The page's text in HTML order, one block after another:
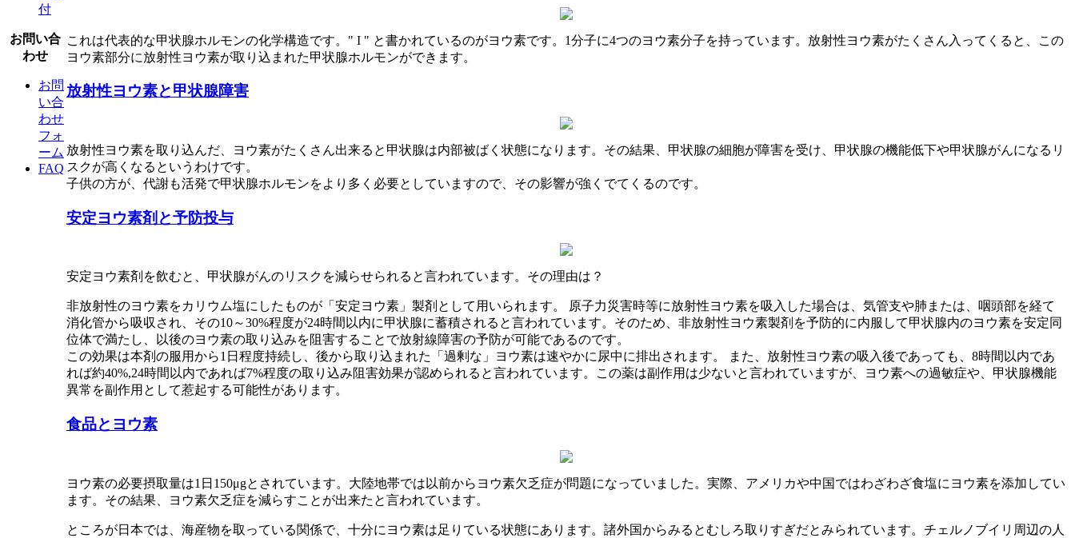
付
お問い合
わせ
お問
い合
わせ
フォ
ーム
FAQ
これは代表的な甲状腺ホルモンの化学構造です。" I " と書かれているのがヨウ素です。1分子に4つのヨウ素分子を持っています。放射性ヨウ素がたくさん入ってくると、この
ヨウ素部分に放射性ヨウ素が取り込まれた甲状腺ホルモンができます。
放射性ヨウ素と甲状腺障害
放射性ヨウ素を取り込んだ、ヨウ素がたくさん出来ると甲状腺は内部被ばく状態になります。その結果、甲状腺の細胞が障害を受け、甲状腺の機能低下や甲状腺がんになるリ
スクが高くなるというわけです。
子供の方が、代謝も活発で甲状腺ホルモンをより多く必要としていますので、その影響が強くでてくるのです。
安定ヨウ素剤と予防投与
安定ヨウ素剤を飲むと、甲状腺がんのリスクを減らせられると言われています。その理由は？
非放射性のヨウ素をカリウム塩にしたものが「安定ヨウ素」製剤として用いられます。 原子力災害時等に放射性ヨウ素を吸入した場合は、気管支や肺または、咽頭部を経て
消化管から吸収され、その10～30%程度が24時間以内に甲状腺に蓄積されると言われています。そのため、非放射性ヨウ素製剤を予防的に内服して甲状腺内のヨウ素を安定同
位体で満たし、以後のヨウ素の取り込みを阻害することで放射線障害の予防が可能であるのです。
この効果は本剤の服用から1日程度持続し、後から取り込まれた「過剰な」ヨウ素は速やかに尿中に排出されます。 また、放射性ヨウ素の吸入後であっても、8時間以内であ
れば約40%,24時間以内であれば7%程度の取り込み阻害効果が認められると言われています。この薬は副作用は少ないと言われていますが、ヨウ素への過敏症や、甲状腺機能
異常を副作用として惹起する可能性があります。
食品とヨウ素
ヨウ素の必要摂取量は1日150μgとされています。大陸地帯では以前からヨウ素欠乏症が問題になっていました。実際、アメリカや中国ではわざわざ食塩にヨウ素を添加してい
ます。その結果、ヨウ素欠乏症を減らすことが出来たと言われています。
ところが日本では、海産物を取っている関係で、十分にヨウ素は足りている状態にあります。諸外国からみるとむしろ取りすぎだとみられています。チェルノブイリ周辺の人